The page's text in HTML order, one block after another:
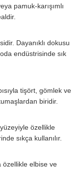
pamuk-karışımlı
Dayanıklı dokusu
endüstrisinde sık
tişört, gömlek ve
biridir.
özellikle
sıkça kullanılır.
özellikle elbise ve